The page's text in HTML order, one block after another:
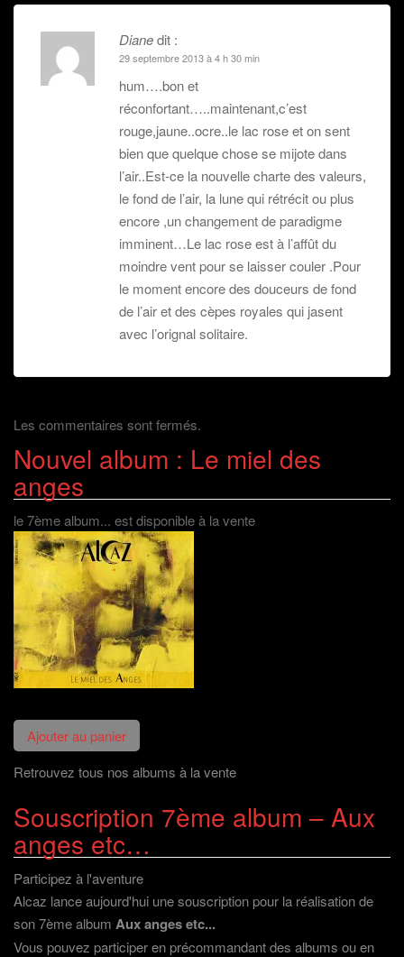
r
Dianedit :
29 septembre 2013 à 4 h 30 min
hum….bon et
réconfortant…..maintenant,c’est
rouge,jaune..ocre..le lac rose et on sent
bien que quelque chose se mijote dans
l’air..Est-ce la nouvelle charte des valeurs,
le fond de l’air, la lune qui rétrécit ou plus
encore ,un changement de paradigme
imminent…Le lac rose est à l’affût du
moindre vent pour se laisser couler .Pour
le moment encore des douceurs de fond
de l’air et des cèpes royales qui jasent
avec l’orignal solitaire.
Les commentaires sont fermés.
Nouvel album : Le miel des
anges
le 7ème album... est disponible à la vente
Retrouvez tous nos albums à la vente
Souscription 7ème album – Aux
anges etc…
Participez à l'aventure
Alcaz lance aujourd'hui une souscription pour la réalisation de
son 7ème album Aux anges etc...
Vous pouvez participer en précommandant des albums ou en